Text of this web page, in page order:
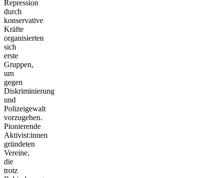
Repression
durch
konservative
Kräfte
organisierten
sich
erste
Gruppen,
um
gegen
Diskriminierung
und
Polizeigewalt
vorzugehen.
Pionierende
Aktivist:innen
gründeten
Vereine,
die
trotz